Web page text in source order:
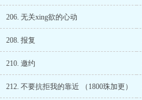
206. 无关xing欲的心动
208. 报复
210. 邀约
212. 不要抗拒我的靠近 （1800珠加更）